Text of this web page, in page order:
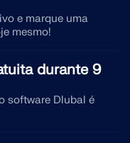
e marque uma
mesmo!
durante 9
software Dlubal é